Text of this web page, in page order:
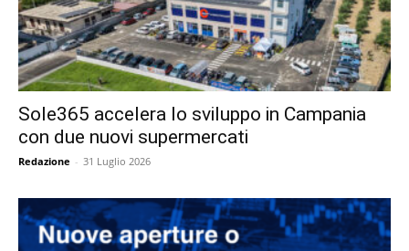
Sole365 accelera lo sviluppo in Campania
con due nuovi supermercati
Redazione - 31 Luglio 2026